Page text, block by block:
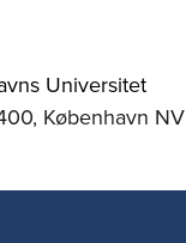
Universitet
København NV